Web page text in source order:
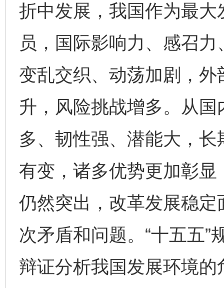
折中发展，我国作为最
员，国际影响力、感召
变乱交织、动荡加剧，
升，风险挑战增多。从
多、韧性强、潜能大，
有变，诸多优势更加彰
仍然突出，改革发展稳
次矛盾和问题。“十五五
辩证分析我国发展环境